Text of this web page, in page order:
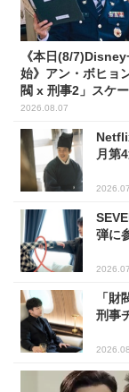
《本日(8/
始》アン・ボヒョ
閥 x 刑事2」スケ
たFLEX捜査に注目
2026.08.07
月第
弾に
「
刑事